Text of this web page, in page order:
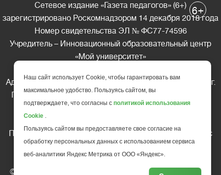
Сетевое издание «Газета педагогов» (6+)
зарегистрировано Роскомнадзором 14 декабря 2018 года
Номер свидетельства ЭЛ № ФС77-74596
Учредитель – Инновационный образовательный центр
«Мой университет»
Адрес редакции: 185035 Россия, Республика Карелия, г.
Петрозаводск, ул. Фридриха Энгельса д.10, офис 211
Телефон редакции: +7 (499) 685-10-45
Перепечатка материалов газеты допускается только c
письменного разрешения редакции
Ссылка на «Газету педагогов» обязательна.
© АНО ДПО "Инновационный образовательный центр
6+
Наш сайт использует Cookie, чтобы гарантировать вам
максимальное удобство. Пользуясь сайтом, вы
подтверждаете, что согласны с политикой использования
Cookie .
Пользуясь сайтом вы предоставляете свое согласие на
обработку персональных данных с использованием сервиса
веб-аналитики Яндекс Метрика от ООО «Яндекс».